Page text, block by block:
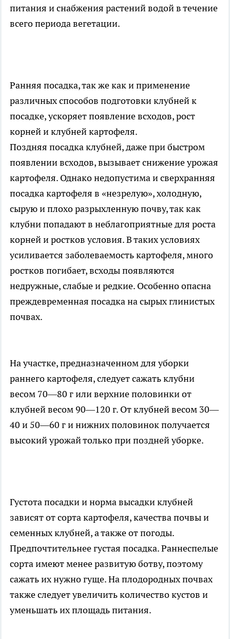
питания и снабжения растений водой в течение
всего периода вегетации.
Ранняя посадка, так же как и применение
различных способов подготовки клубней к
посадке, ускоряет появление всходов, рост
корней и клубней картофеля.
Поздняя посадка клубней, даже при быстром
появлении всходов, вызывает снижение урожая
картофеля. Однако недопустима и сверхранняя
посадка картофеля в «незрелую», холодную,
сырую и плохо разрыхленную почву, так как
клубни попадают в неблагоприятные для роста
корней и ростков условия. В таких условиях
усиливается заболеваемость картофеля, много
ростков погибает, всходы появляются
недружные, слабые и редкие. Особенно опасна
преждевременная посадка на сырых глинистых
почвах.
На участке, предназначенном для уборки
раннего картофеля, следует сажать клубни
весом 70—80 г или верхние половинки от
клубней весом 90—120 г. От клубней весом 30—
40 и 50—60 г и нижних половинок получается
высокий урожай только при поздней уборке.
Густота посадки и норма высадки клубней
зависят от сорта картофеля, качества почвы и
семенных клубней, а также от погоды.
Предпочтительнее густая посадка. Раннеспелые
сорта имеют менее развитую ботву, поэтому
сажать их нужно гуще. На плодородных почвах
также следует увеличить количество кустов и
уменьшать их площадь питания.